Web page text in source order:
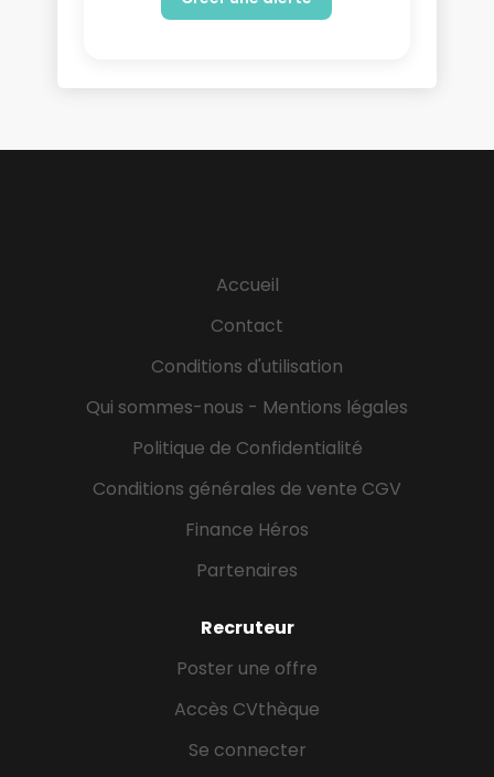
Accueil
Contact
Conditions d'utilisation
Qui sommes-nous - Mentions légales
Politique de Confidentialité
Conditions générales de vente CGV
Finance Héros
Partenaires
Recruteur
Poster une offre
Accès CVthèque
Se connecter